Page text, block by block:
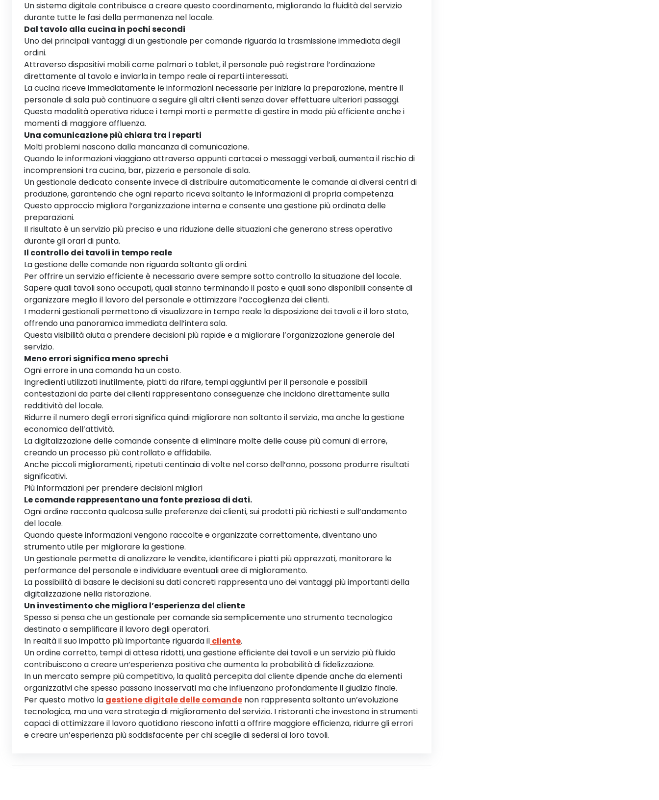
Un sistema digitale contribuisce a creare questo coordinamento, migliorando la fluidità del servizio
durante tutte le fasi della permanenza nel locale.
Dal tavolo alla cucina in pochi secondi
Uno dei principali vantaggi di un gestionale per comande riguarda la trasmissione immediata degli
ordini.
Attraverso dispositivi mobili come palmari o tablet, il personale può registrare l’ordinazione
direttamente al tavolo e inviarla in tempo reale ai reparti interessati.
La cucina riceve immediatamente le informazioni necessarie per iniziare la preparazione, mentre il
personale di sala può continuare a seguire gli altri clienti senza dover effettuare ulteriori passaggi.
Questa modalità operativa riduce i tempi morti e permette di gestire in modo più efficiente anche i
momenti di maggiore affluenza.
Una comunicazione più chiara tra i reparti
Molti problemi nascono dalla mancanza di comunicazione.
Quando le informazioni viaggiano attraverso appunti cartacei o messaggi verbali, aumenta il rischio di
incomprensioni tra cucina, bar, pizzeria e personale di sala.
Un gestionale dedicato consente invece di distribuire automaticamente le comande ai diversi centri di
produzione, garantendo che ogni reparto riceva soltanto le informazioni di propria competenza.
Questo approccio migliora l’organizzazione interna e consente una gestione più ordinata delle
preparazioni.
Il risultato è un servizio più preciso e una riduzione delle situazioni che generano stress operativo
durante gli orari di punta.
Il controllo dei tavoli in tempo reale
La gestione delle comande non riguarda soltanto gli ordini.
Per offrire un servizio efficiente è necessario avere sempre sotto controllo la situazione del locale.
Sapere quali tavoli sono occupati, quali stanno terminando il pasto e quali sono disponibili consente di
organizzare meglio il lavoro del personale e ottimizzare l’accoglienza dei clienti.
I moderni gestionali permettono di visualizzare in tempo reale la disposizione dei tavoli e il loro stato,
offrendo una panoramica immediata dell’intera sala.
Questa visibilità aiuta a prendere decisioni più rapide e a migliorare l’organizzazione generale del
servizio.
Meno errori significa meno sprechi
Ogni errore in una comanda ha un costo.
Ingredienti utilizzati inutilmente, piatti da rifare, tempi aggiuntivi per il personale e possibili
contestazioni da parte dei clienti rappresentano conseguenze che incidono direttamente sulla
redditività del locale.
Ridurre il numero degli errori significa quindi migliorare non soltanto il servizio, ma anche la gestione
economica dell’attività.
La digitalizzazione delle comande consente di eliminare molte delle cause più comuni di errore,
creando un processo più controllato e affidabile.
Anche piccoli miglioramenti, ripetuti centinaia di volte nel corso dell’anno, possono produrre risultati
significativi.
Più informazioni per prendere decisioni migliori
Le comande rappresentano una fonte preziosa di dati.
Ogni ordine racconta qualcosa sulle preferenze dei clienti, sui prodotti più richiesti e sull’andamento
del locale.
Quando queste informazioni vengono raccolte e organizzate correttamente, diventano uno
strumento utile per migliorare la gestione.
Un gestionale permette di analizzare le vendite, identificare i piatti più apprezzati, monitorare le
performance del personale e individuare eventuali aree di miglioramento.
La possibilità di basare le decisioni su dati concreti rappresenta uno dei vantaggi più importanti della
digitalizzazione nella ristorazione.
Un investimento che migliora l’esperienza del cliente
Spesso si pensa che un gestionale per comande sia semplicemente uno strumento tecnologico
destinato a semplificare il lavoro degli operatori.
In realtà il suo impatto più importante riguarda il cliente.
Un ordine corretto, tempi di attesa ridotti, una gestione efficiente dei tavoli e un servizio più fluido
contribuiscono a creare un’esperienza positiva che aumenta la probabilità di fidelizzazione.
In un mercato sempre più competitivo, la qualità percepita dal cliente dipende anche da elementi
organizzativi che spesso passano inosservati ma che influenzano profondamente il giudizio finale.
Per questo motivo la gestione digitale delle comande non rappresenta soltanto un’evoluzione
tecnologica, ma una vera strategia di miglioramento del servizio. I ristoranti che investono in strumenti
capaci di ottimizzare il lavoro quotidiano riescono infatti a offrire maggiore efficienza, ridurre gli errori
e creare un’esperienza più soddisfacente per chi sceglie di sedersi ai loro tavoli.